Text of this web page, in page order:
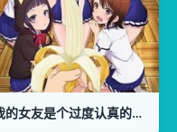
我的女友是个过度认真的处女碧池